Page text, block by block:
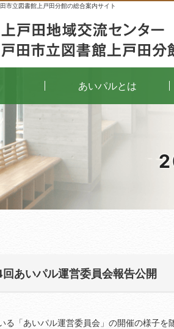
市立図書館上戸田分館の総合案内サイト
あいパル運営委員会報告公開
る「あいパル運営委員会」の開催の様子を
あいパルとは